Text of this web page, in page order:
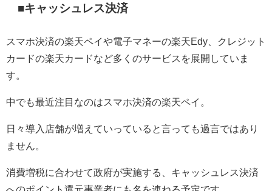
■キャッシュレス決済
スマホ決済の楽天ペイや電子マネーの楽天Edy 、クレジット
カードの楽天カードなど多くのサービスを展開していま
す。
中でも最近注目なのはスマホ決済の楽天ペイ。
日々導入店舗が増えていっていると言っても過言ではあり
ません。
消費増税に合わせて政府が実施する、キャッシュレス決済